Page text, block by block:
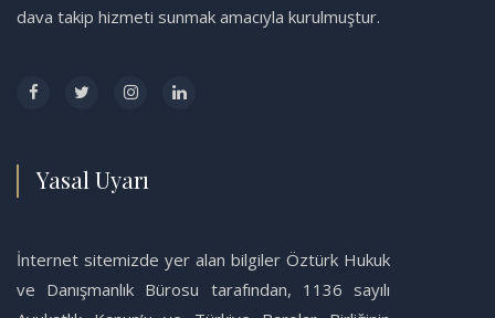
dava takip hizmeti sunmak amacıyla kurulmuştur.
Yasal Uyarı
İnternet sitemizde yer alan bilgiler Öztürk Hukuk
ve Danışmanlık Bürosu tarafından, 1136 sayılı